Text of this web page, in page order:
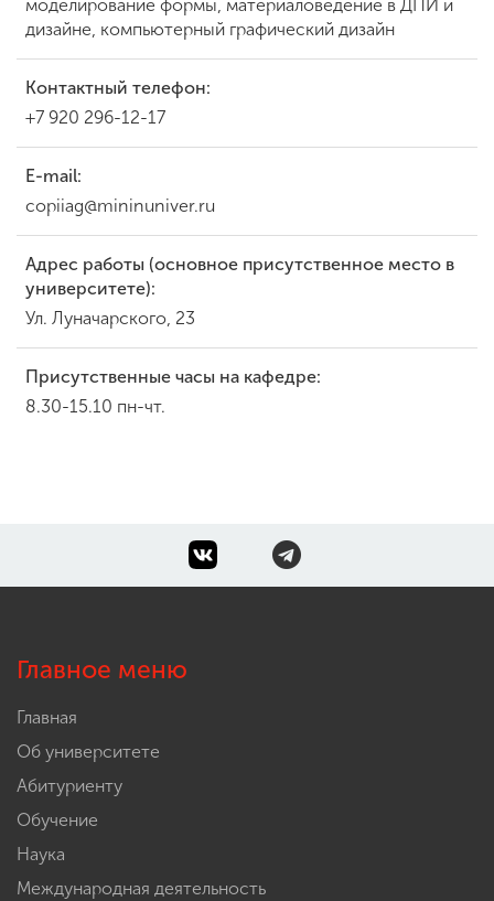
моделирование формы, материаловедение в ДПИ и
дизайне, компьютерный графический дизайн
Контактный телефон:
+7 920 296-12-17
E-mail:
copiiag@mininuniver.ru
Адрес работы (основное присутственное место в
университете):
Ул. Луначарского, 23
Присутственные часы на кафедре:
8.30-15.10 пн-чт.
Главное меню
Главная
Об университете
Абитуриенту
Обучение
Наука
Международная деятельность